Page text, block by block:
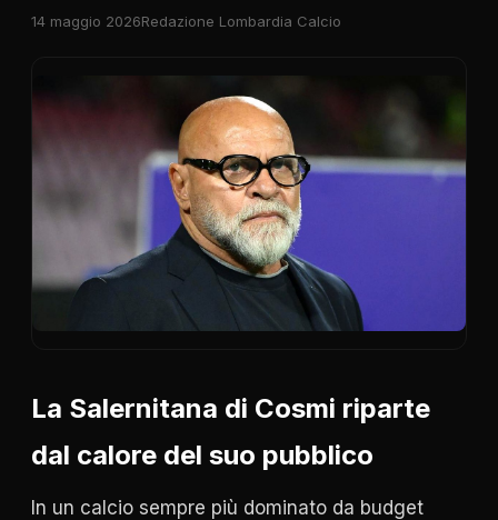
14 maggio 2026Redazione Lombardia Calcio
La Salernitana di Cosmi riparte
dal calore del suo pubblico
In un calcio sempre più dominato da budget